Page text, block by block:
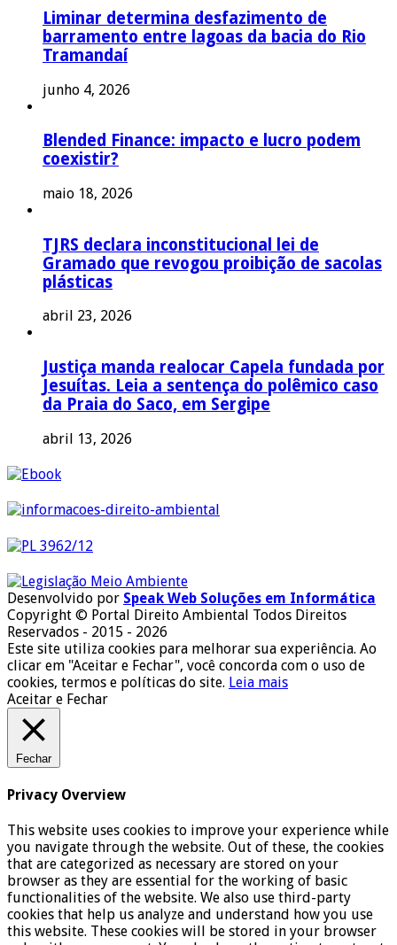
Liminar determina desfazimento de
barramento entre lagoas da bacia do Rio
Tramandaí
junho 4, 2026
Blended Finance: impacto e lucro podem
coexistir?
maio 18, 2026
TJRS declara inconstitucional lei de
Gramado que revogou proibição de sacolas
plásticas
abril 23, 2026
Justiça manda realocar Capela fundada por
Jesuítas. Leia a sentença do polêmico caso
da Praia do Saco, em Sergipe
abril 13, 2026
Desenvolvido por Speak Web Soluções em Informática
Copyright © Portal Direito Ambiental Todos Direitos
Reservados - 2015 - 2026
Este site utiliza cookies para melhorar sua experiência. Ao
clicar em "Aceitar e Fechar", você concorda com o uso de
cookies, termos e políticas do site. Leia mais
Aceitar e Fechar
Fechar
Privacy Overview
This website uses cookies to improve your experience while
you navigate through the website. Out of these, the cookies
that are categorized as necessary are stored on your
browser as they are essential for the working of basic
functionalities of the website. We also use third-party
cookies that help us analyze and understand how you use
this website. These cookies will be stored in your browser